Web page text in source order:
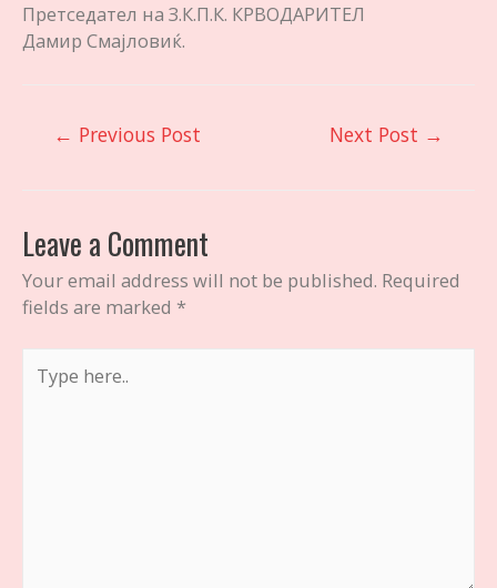
Претседател на З.К.П.К. КРВОДАРИТЕЛ
Дамир Смајловиќ.
navigation
← Previous Post Next Post →
Leave a Comment
Your email address will not be published. Required
fields are marked *
here..